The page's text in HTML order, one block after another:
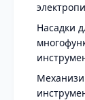
Насадки